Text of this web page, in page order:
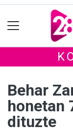
Behar
honetan
dituzte